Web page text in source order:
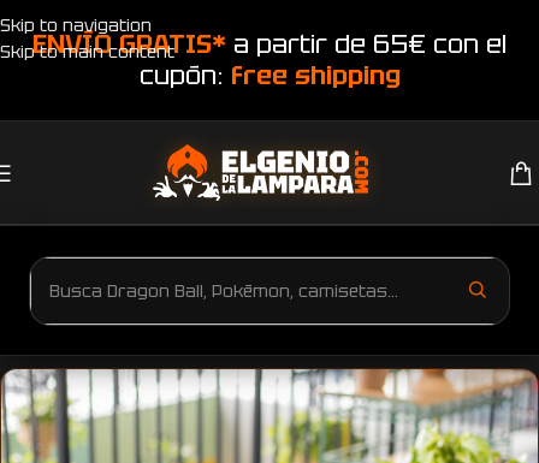
Skip to navigation
Skip to main content
ENVÍO GRATIS* a partir de 65€ con el
cupón: free shipping
Inicio Cojines recien nacidos